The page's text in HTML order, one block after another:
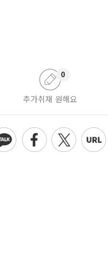
추가취재 원해요
0